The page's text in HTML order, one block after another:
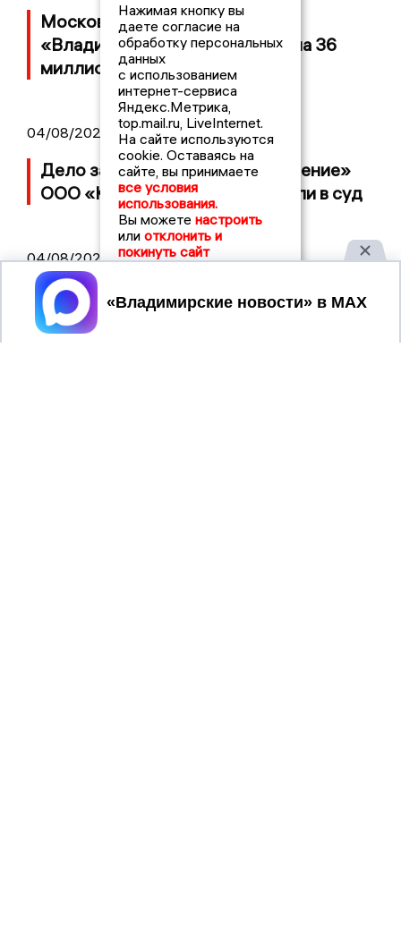
Московский ЧОП подал иск к
«Владимирскому стандарту» на 36
миллионов рублей
04/08/2026 15:40
Дело застройщика ЖК «Поколение»
ООО «Капитал Строй» передали в суд
04/08/2026 11:36
Юлию Калистову официально
представили в должности прокурора
Владимирской области
Нажимая кнопку вы
даете согласие на
обработку персональных
данных
с использованием
интернет-сервиса
Яндекс.Метрика,
top.mail.ru, LiveInternet.
На сайте используются
cookie. Оставаясь на
сайте, вы принимаете
все условия
использования.
Вы можете настроить
или отклонить и
покинуть сайт
Принять